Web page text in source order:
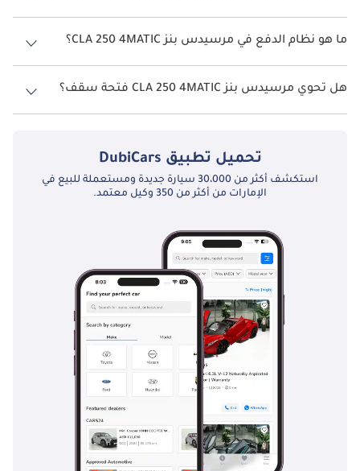
تتسع مرسيدس بنز CLA 250 4MATIC لأ 4 أشخاص.
ما هو نظام الدفع في مرسيدس بنز CLA 250 4MATIC؟
نظام الدفع في مرسيدس بنز CLA 250 Rear Wheel Drive 4MATIC.
هل تحوي مرسيدس بنز CLA 250 4MATIC فتحة سقف؟
نعم توفر مرسيدس بنز CLA 250 4MATIC فتحة السقف كخيار.
تحميل تطبيق DubiCars
استكشف أكثر من 30،000 سيارة جديدة ومستعملة للبيع في
الإمارات من أكثر من 350 وكيل معتمد.